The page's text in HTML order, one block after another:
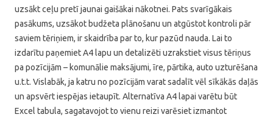
uzsākt ceļu pretī jaunai gaišākai nākotnei. Pats svarīgākais
pasākums, uzsākot budžeta plānošanu un atgūstot kontroli pār
saviem tēriņiem, ir skaidrība par to, kur pazūd nauda. Lai to
izdarītu paņemiet A4 lapu un detalizēti uzrakstiet visus tēriņus
pa pozīcijām – komunālie maksājumi, īre, pārtika, auto uzturēšana
u.t.t. Vislabāk, ja katru no pozīcijām varat sadalīt vēl sīkākās daļās
un apsvērt iespējas ietaupīt. Alternatīva A4 lapai varētu būt
Excel tabula, sagatavojot to vienu reizi varēsiet izmantot